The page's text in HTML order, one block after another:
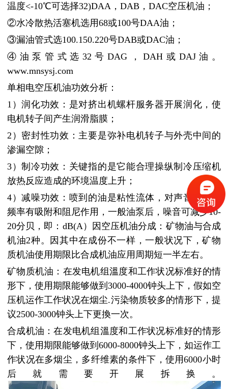
温度<-10℃可选择32)DAA，DAB，DAC空压机油；
②水冷散热活塞机选用68或100号DAA油；
③漏油管式选100.150.220号DAB或DAC油；
④油泵管式选32号DAG，DAH或DAJ油。
www.mnsysj.com
单相电空压机油功效分析：
1）润化功效：是对挤出机螺杆服务器开展润化，使
电机转子间产生润滑脂膜；
2）密封性功效：主要是弥补电机转子与外壳中间的
渗漏空隙；
3）制冷功效：关键指的是它能合理操纵制冷压缩机
放热反应造成的环境温度上升；
4）减噪功效：喷到的油是粘性流体，对声音和声波
频率有吸附和阻尼作用，一般油泵后，噪音可减少10-
20分贝，即：dB(A）因空压机油分成：矿物油与合成
机油2种。因其中在成份不一样，一般状况下，矿物
质机油使用期限比合成机油应用周期短一半左右。
矿物质机油：在发电机组溫度和工作状况标准好的情
形下，使用期限能够做到3000-4000钟头上下，假如空
压机运作工作状况在烟尘.污染物质较多的情形下，提
议2500-3000钟头上下更換一次。
合成机油：在发电机组溫度和工作状况标准好的情形
下，使用期限能够做到6000-8000钟头上下，如运作工
作状况在多烟尘，多纤维素的条件下，使用6000小时
后就需要开展拆换。